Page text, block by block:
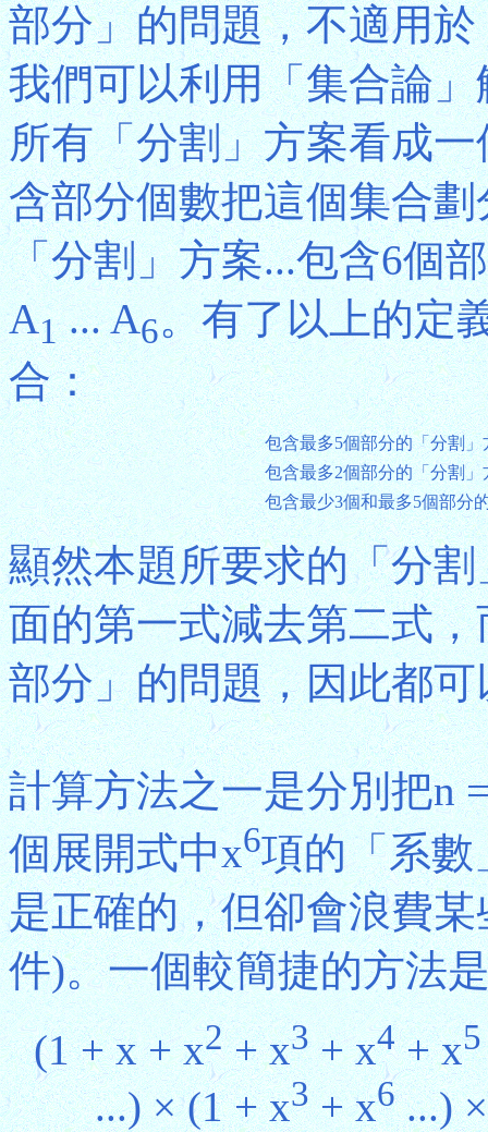
部分」的問題，不適用
我們可以利用「集合論
所有「分割」方案看成
含部分個數把這個集合
「分割」方案...包含6個
A1... A6。有了以上的定
合：
包含最多5個部分的「分割」
包含最多2個部分的「分割」
包含最少3個和最多5個部分
顯然本題所要求的「分
面的第一式減去第二式
部分」的問題，因此都
計算方法之一是分別把n
個展開式中x6項的「系數
是正確的，但卻會浪費
件)。一個較簡捷的方法
(1 + x + x2+ x3+ x4+ x5
...) × (1 + x3+ x6...)